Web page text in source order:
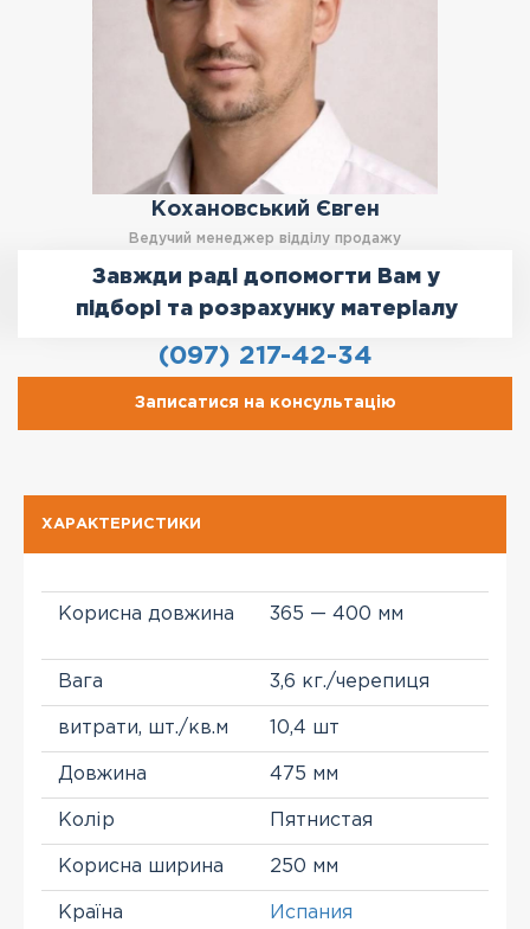
Кохановський Євген
Ведучий менеджер відділу продажу
Завжди раді допомогти Вам у
підборі та розрахунку матеріалу
(097) 217-42-34
Записатися на консультацію
ХАРАКТЕРИСТИКИ
Корисна довжина 365 — 400 мм
Вага 3,6 кг./черепиця
витрати, шт./кв.м 10,4 шт
Довжина 475 мм
Колір Пятнистая
Корисна ширина 250 мм
Країна Испания